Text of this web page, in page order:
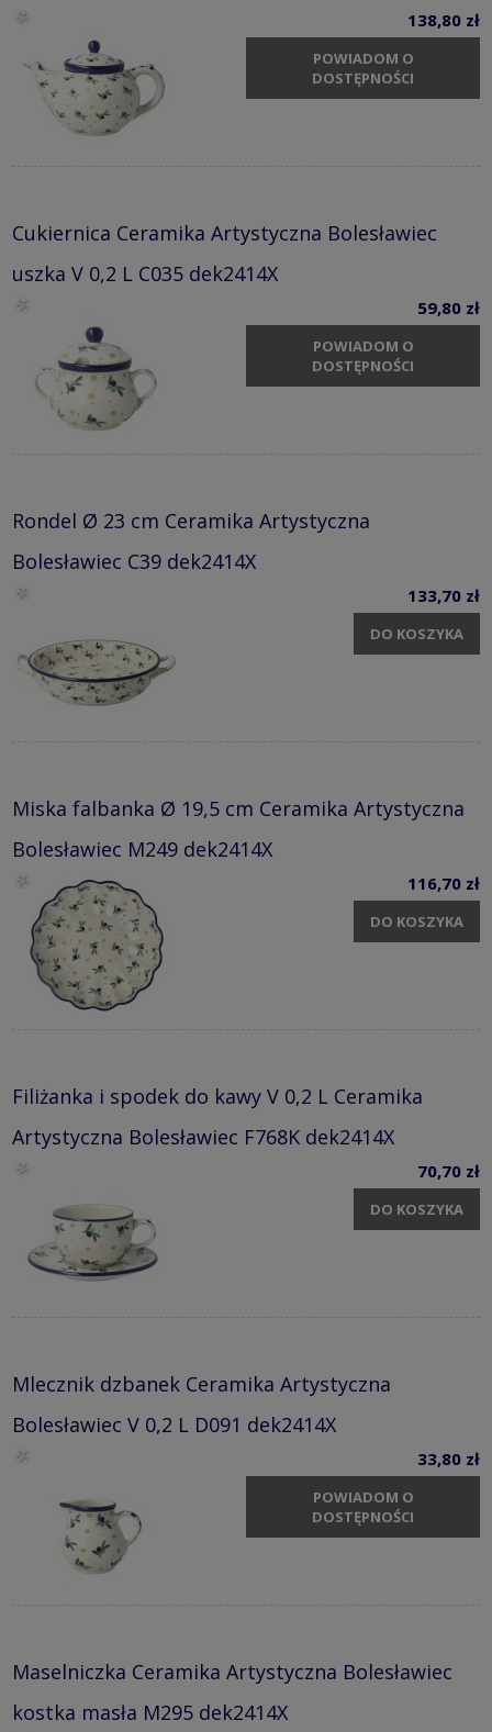
138,80 zł
POWIADOM O
DOSTĘPNOŚCI
Cukiernica Ceramika Artystyczna Bolesławiec
uszka V 0,2 L C035 dek2414X
59,80 zł
POWIADOM O
DOSTĘPNOŚCI
Rondel Ø 23 cm Ceramika Artystyczna
Bolesławiec C39 dek2414X
133,70 zł
DO KOSZYKA
Miska falbanka Ø 19,5 cm Ceramika Artystyczna
Bolesławiec M249 dek2414X
116,70 zł
DO KOSZYKA
Filiżanka i spodek do kawy V 0,2 L Ceramika
Artystyczna Bolesławiec F768K dek2414X
70,70 zł
DO KOSZYKA
Mlecznik dzbanek Ceramika Artystyczna
Bolesławiec V 0,2 L D091 dek2414X
33,80 zł
POWIADOM O
DOSTĘPNOŚCI
Maselniczka Ceramika Artystyczna Bolesławiec
kostka masła M295 dek2414X